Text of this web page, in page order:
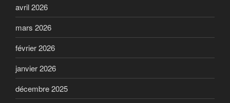
avril 2026
mars 2026
février 2026
janvier 2026
décembre 2025